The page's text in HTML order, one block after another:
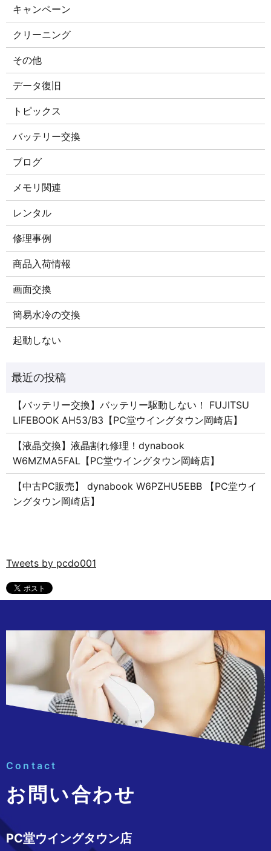
キャンペーン
クリーニング
その他
データ復旧
トピックス
バッテリー交換
ブログ
メモリ関連
レンタル
修理事例
商品入荷情報
画面交換
簡易水冷の交換
起動しない
【バッテリー交換】バッテリー駆動しない！ FUJITSU
LIFEBOOK AH53/B3【PC堂ウイングタウン岡崎店】
【液晶交換】液晶割れ修理！dynabook
W6MZMA5FAL【PC堂ウイングタウン岡崎店】
【中古PC販売】 dynabook W6PZHU5EBB 【PC堂ウイ
ングタウン岡崎店】
Tweets by pcdo001
Contact
お問い合わせ
PC堂ウイングタウン店